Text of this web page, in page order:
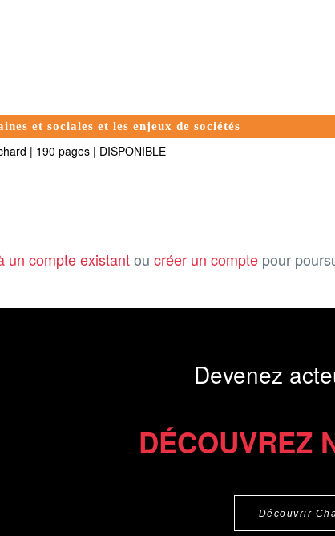
et sociales et les enjeux de sociétés
| 190 pages | DISPONIBLE
un compte existantou créer un compte pour
Devenez
DÉCOUVREZ
Découvrir